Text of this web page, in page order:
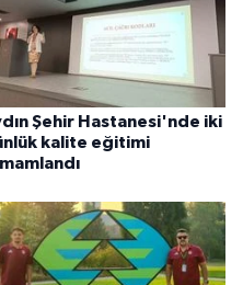
Şehir Hastanesi'nde iki
kalite eğitimi